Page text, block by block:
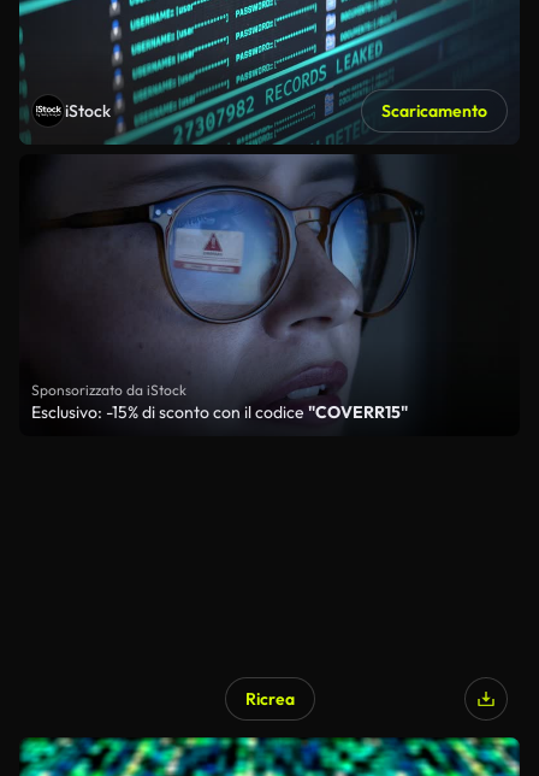
iStock Scaricamento
Sponsorizzato da iStock
Esclusivo: -15% di sconto con il codice "COVERR15"
Ricrea